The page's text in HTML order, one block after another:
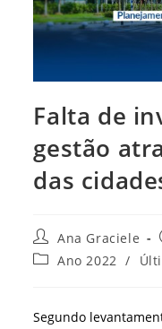
Falta de
gestão
das
Autor
do
post:
Ana Graciele
Categoria
Ano 2022 /
Segundo